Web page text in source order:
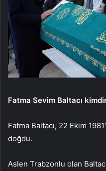
Fatma Sevim Baltacı
Fatma Baltacı, 22 Ekim
doğdu.
Aslen Trabzonlu olan